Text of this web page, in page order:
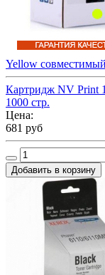
Yellow
Картридж NV Print
1000 стр.
Цена:
681 руб